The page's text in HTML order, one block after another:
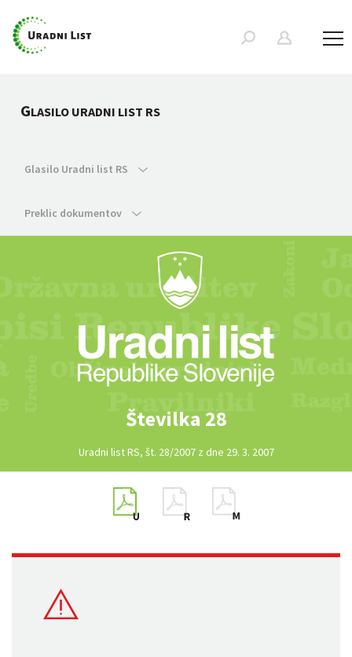
GLASILO URADNI LIST RS
Glasilo Uradni list RS
Preklic dokumentov
Številka 28
Uradni list RS, št. 28/2007 z dne 29. 3. 2007